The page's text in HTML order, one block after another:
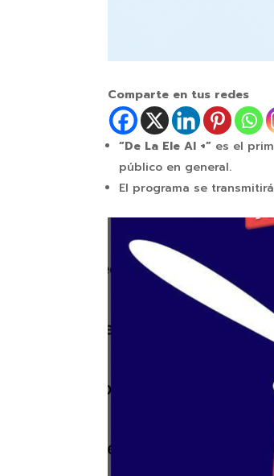
Comparte en tus redes
“De La Ele Al +” es el
público en general.
El programa se